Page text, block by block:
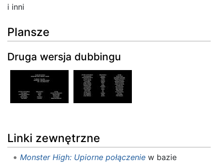
i inni
Plansze
Druga wersja dubbingu
Linki zewnętrzne
Monster High: Upiorne połączeniew bazie